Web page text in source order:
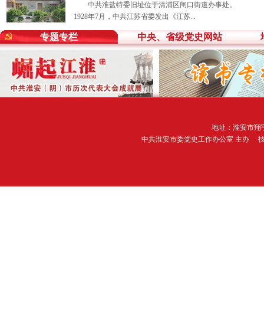
中共淮盐特委旧址位于清浦区闸口街道办事处。
1928年7月，中共江苏省委发出《江苏...
专题专栏 中央、省级党史网站
地址：淮安市翔
中共淮安市委党史工作办公室 主办